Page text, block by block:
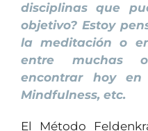
disciplinas que
objetivo? Estoy
la meditación o
entre muchas
encontrar hoy en
Mindfulness, etc.
El Método